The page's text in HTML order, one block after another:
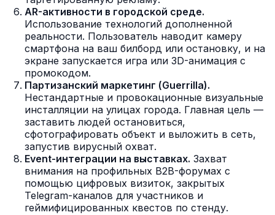
AR-активности в городской среде.
Использование технологий дополненной
реальности. Пользователь наводит камеру
смартфона на ваш билборд или остановку, и на
экране запускается игра или 3D-анимация с
промокодом.
Партизанский маркетинг (Guerrilla).
Нестандартные и провокационные визуальные
инсталляции на улицах города. Главная цель —
заставить людей остановиться,
сфотографировать объект и выложить в сеть,
запустив вирусный охват.
Event-интеграции на выставках. Захват
внимания на профильных B2B-форумах с
помощью цифровых визиток, закрытых
Telegram-каналов для участников и
геймифицированных квестов по стенду.